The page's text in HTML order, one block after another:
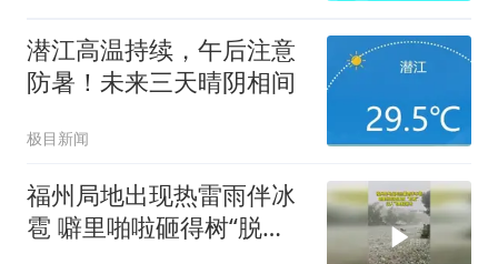
潜江高温持续，午后注意
防暑！未来三天晴阴相间
极目新闻
福州局地出现热雷雨伴冰
雹 噼里啪啦砸得树“脱